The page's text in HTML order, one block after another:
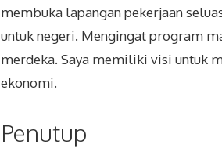
membuka lapangan pekerjaan
untuk negeri. Mengingat program
merdeka. Saya memiliki visi untuk
ekonomi.
Penutup